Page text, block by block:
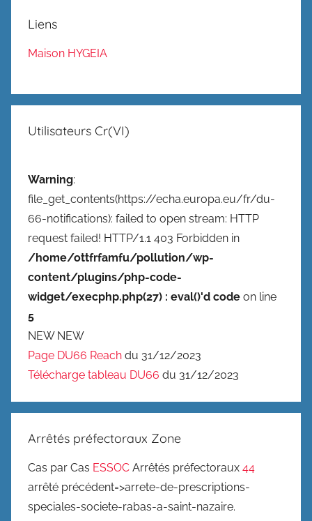
Liens
Maison HYGEIA
Utilisateurs Cr(VI)
Warning:
file_get_contents(https://echa.europa.eu/fr/du-
66-notifications): failed to open stream: HTTP
request failed! HTTP/1.1 403 Forbidden in
/home/ottfrfamfu/pollution/wp-
content/plugins/php-code-
widget/execphp.php(27) : eval()'d code on line
5
NEW NEW
Page DU66 Reach du 31/12/2023
Télécharge tableau DU66 du 31/12/2023
Arrêtés préfectoraux Zone
Cas par Cas ESSOC Arrêtés préfectoraux 44
arrêté précédent=>arrete-de-prescriptions-
speciales-societe-rabas-a-saint-nazaire.